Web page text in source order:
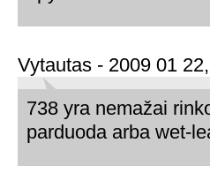
Vytautas - 2009 01
738 yra nemažai
parduoda arba wet-